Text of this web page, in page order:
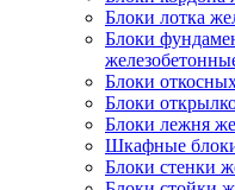
Блоки лотка
Блоки
Блоки
Блоки
Блоки лежня
Шкафные
Блоки стенки